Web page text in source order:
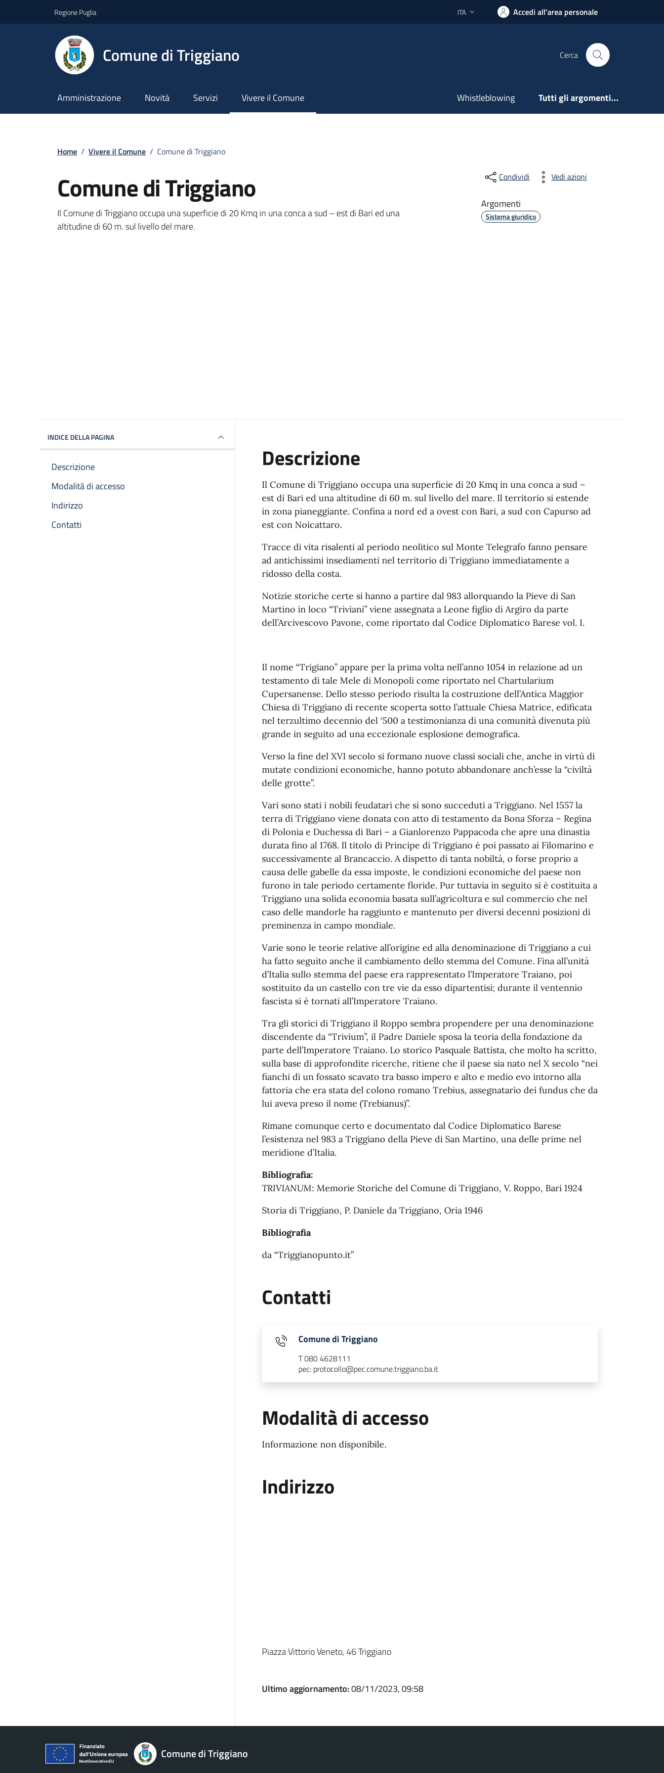
Regione Puglia Lingua attiva:
ITA Accedi all'area personale
Comune di Triggiano Cerca
Amministrazione Novità Servizi Vivere il Comune Whistleblowing Tutti gli argomenti...
Home / Vivere il Comune / Comune di Triggiano
Comune di Triggiano
Il Comune di Triggiano occupa una superficie di 20 Kmq in una conca a sud – est di Bari ed una
altitudine di 60 m. sul livello del mare.
Condividi Vedi azioni
Argomenti
Sistema giuridico
INDICE DELLA PAGINA
Descrizione
Modalità di accesso
Indirizzo
Contatti
Descrizione
Il Comune di Triggiano occupa una superficie di 20 Kmq in una conca a sud –
est di Bari ed una altitudine di 60 m. sul livello del mare. Il territorio si estende
in zona pianeggiante. Confina a nord ed a ovest con Bari, a sud con Capurso ad
est con Noicattaro.
Tracce di vita risalenti al periodo neolitico sul Monte Telegrafo fanno pensare
ad antichissimi insediamenti nel territorio di Triggiano immediatamente a
ridosso della costa.
Notizie storiche certe si hanno a partire dal 983 allorquando la Pieve di San
Martino in loco “Triviani” viene assegnata a Leone figlio di Argiro da parte
dell’Arcivescovo Pavone, come riportato dal Codice Diplomatico Barese vol. I.
Il nome “Trigiano” appare per la prima volta nell’anno 1054 in relazione ad un
testamento di tale Mele di Monopoli come riportato nel Chartularium
Cupersanense. Dello stesso periodo risulta la costruzione dell’Antica Maggior
Chiesa di Triggiano di recente scoperta sotto l’attuale Chiesa Matrice, edificata
nel terzultimo decennio del ‘500 a testimonianza di una comunità divenuta più
grande in seguito ad una eccezionale esplosione demografica.
Verso la fine del XVI secolo si formano nuove classi sociali che, anche in virtù di
mutate condizioni economiche, hanno potuto abbandonare anch’esse la “civiltà
delle grotte”.
Vari sono stati i nobili feudatari che si sono succeduti a Triggiano. Nel 1557 la
terra di Triggiano viene donata con atto di testamento da Bona Sforza – Regina
di Polonia e Duchessa di Bari – a Gianlorenzo Pappacoda che apre una dinastia
durata fino al 1768. Il titolo di Principe di Triggiano è poi passato ai Filomarino e
successivamente al Brancaccio. A dispetto di tanta nobiltà, o forse proprio a
causa delle gabelle da essa imposte, le condizioni economiche del paese non
furono in tale periodo certamente floride. Pur tuttavia in seguito si è costituita a
Triggiano una solida economia basata sull’agricoltura e sul commercio che nel
caso delle mandorle ha raggiunto e mantenuto per diversi decenni posizioni di
preminenza in campo mondiale.
Varie sono le teorie relative all’origine ed alla denominazione di Triggiano a cui
ha fatto seguito anche il cambiamento dello stemma del Comune. Fina all’unità
d’Italia sullo stemma del paese era rappresentato l’Imperatore Traiano, poi
sostituito da un castello con tre vie da esso dipartentisi; durante il ventennio
fascista si è tornati all’Imperatore Traiano.
Tra gli storici di Triggiano il Roppo sembra propendere per una denominazione
discendente da “Trivium”, il Padre Daniele sposa la teoria della fondazione da
parte dell’Imperatore Traiano. Lo storico Pasquale Battista, che molto ha scritto,
sulla base di approfondite ricerche, ritiene che il paese sia nato nel X secolo “nei
fianchi di un fossato scavato tra basso impero e alto e medio evo intorno alla
fattoria che era stata del colono romano Trebius, assegnatario dei fundus che da
lui aveva preso il nome (Trebianus)”.
Rimane comunque certo e documentato dal Codice Diplomatico Barese
l’esistenza nel 983 a Triggiano della Pieve di San Martino, una delle prime nel
meridione d’Italia.
Bibliografia:
TRIVIANUM: Memorie Storiche del Comune di Triggiano, V. Roppo, Bari 1924
Storia di Triggiano, P. Daniele da Triggiano, Oria 1946
Bibliografia
da “Triggianopunto.it”
Contatti
Comune di Triggiano
T 080 4628111
pec: protocollo@pec.comune.triggiano.ba.it
Modalità di accesso
Informazione non disponibile.
Indirizzo
Piazza Vittorio Veneto, 46 Triggiano
Ultimo aggiornamento:08/11/2023, 09:58
Comune di Triggiano